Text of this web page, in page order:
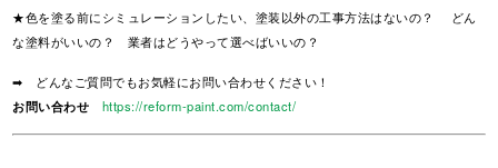
★色を塗る前にシミュレーションしたい、塗装以外の工事方法はないの？ どん
な塗料がいいの？ 業者はどうやって選べばいいの？
➡ どんなご質問でもお気軽にお問い合わせください！
お問い合わせ
https://reform-paint.com/contact/